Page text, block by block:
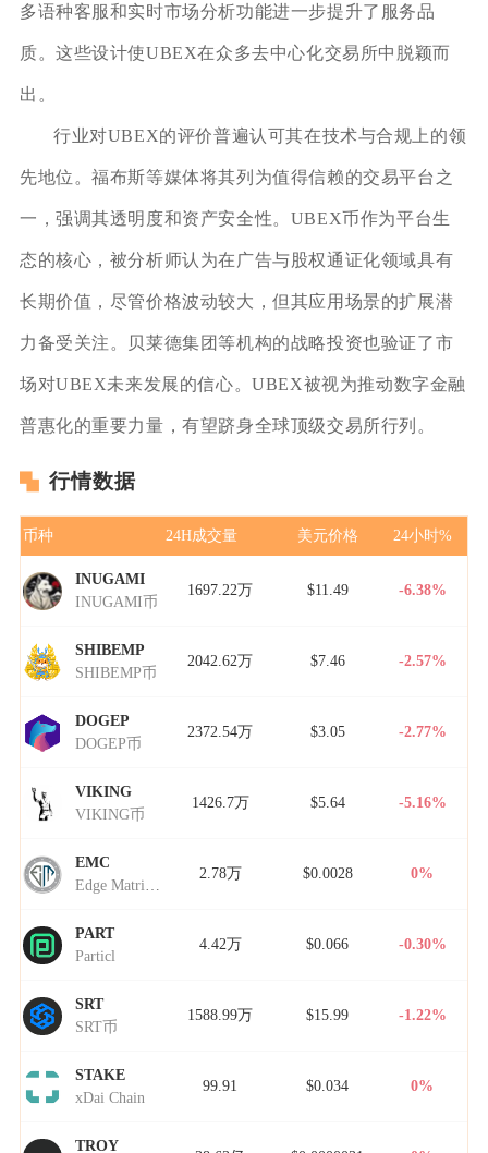
多语种客服和实时市场分析功能进一步提升了服务品
质。这些设计使UBEX在众多去中心化交易所中脱颖而
出。
行业对UBEX的评价普遍认可其在技术与合规上的领
先地位。福布斯等媒体将其列为值得信赖的交易平台之
一，强调其透明度和资产安全性。UBEX币作为平台生
态的核心，被分析师认为在广告与股权通证化领域具有
长期价值，尽管价格波动较大，但其应用场景的扩展潜
力备受关注。贝莱德集团等机构的战略投资也验证了市
场对UBEX未来发展的信心。UBEX被视为推动数字金融
普惠化的重要力量，有望跻身全球顶级交易所行列。
行情数据
币种 24H成交量 美元价格 24小时%
INUGAMI
INUGAMI币
1697.22万 $11.49 -6.38%
SHIBEMP
SHIBEMP币
2042.62万 $7.46 -2.57%
DOGEP
DOGEP币
2372.54万 $3.05 -2.77%
VIKING
VIKING币
1426.7万 $5.64 -5.16%
EMC
Edge Matrix Chain
2.78万 $0.0028 0%
PART
Particl
4.42万 $0.066 -0.30%
SRT
SRT币
1588.99万 $15.99 -1.22%
STAKE
xDai Chain
99.91 $0.034 0%
TROY